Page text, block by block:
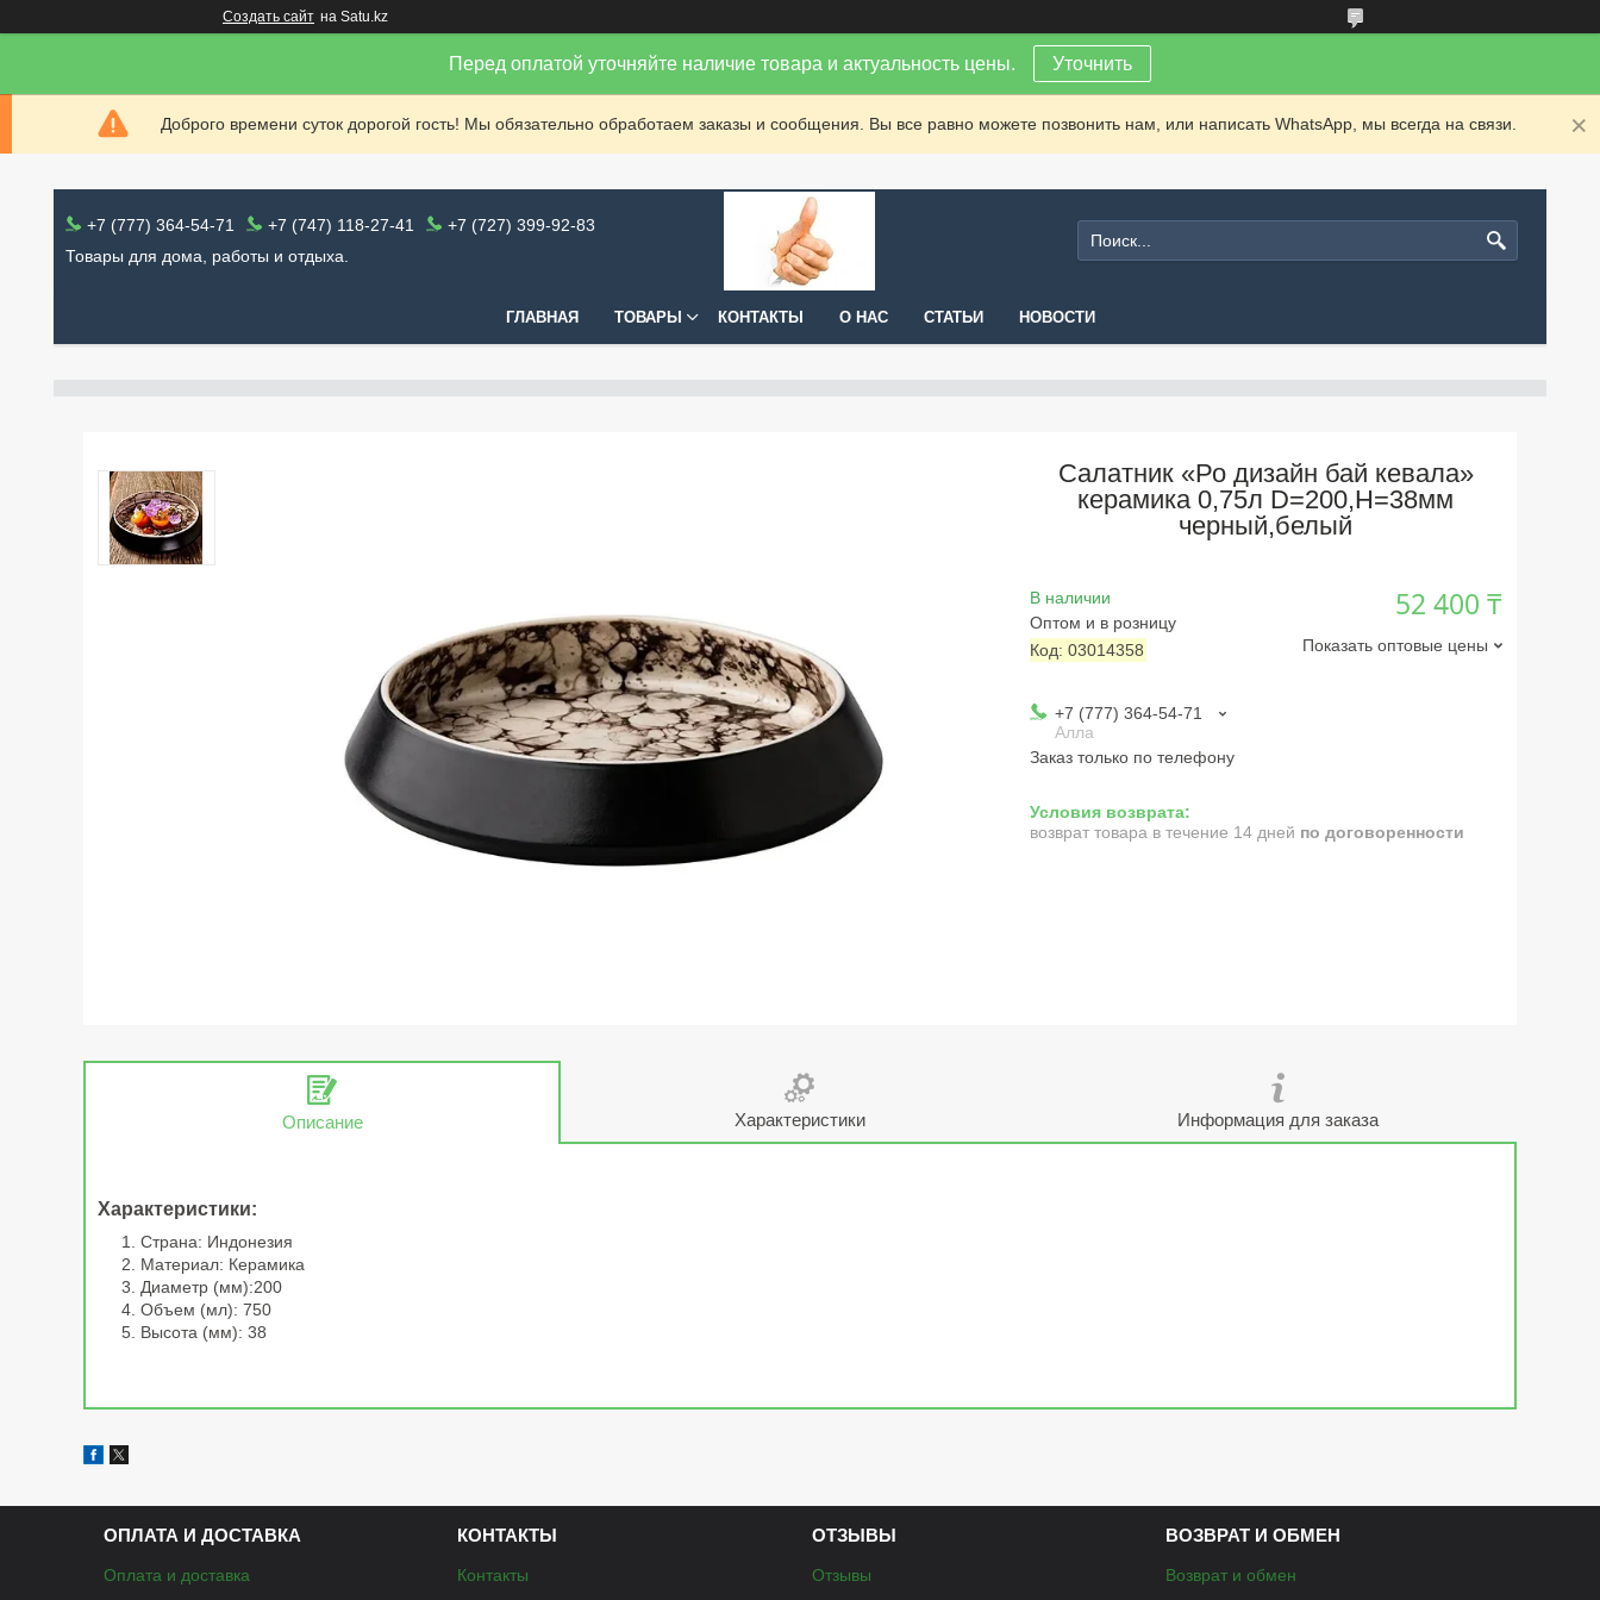
Создать сайт на Satu.kz
Перед оплатой уточняйте наличие товара и актуальность цены. Уточнить
Доброго времени суток дорогой гость! Мы обязательно обработаем заказы и сообщения. Вы все равно можете позвонить нам, или написать WhatsApp, мы всегда на связи.
+7 (777) 364-54-71 +7 (747) 118-27-41
+7 (727) 399-92-83
Товары для дома, работы и отдыха.
ГЛАВНАЯ ТОВАРЫ КОНТАКТЫ О НАС СТАТЬИ НОВОСТИ
Салатник «Ро дизайн бай кевала»
керамика 0,75л D=200,H=38мм
черный,белый
В наличии
Оптом и в розницу
Код: 03014358
52 400 ₸
Показать оптовые цены
+7 (777) 364-54-71
Алла
Заказ только по телефону
возврат товара в течение 14 дней по договоренности
Описание Характеристики Информация для заказа
Характеристики:
Страна: Индонезия
Материал: Керамика
Диаметр (мм):200
Объем (мл): 750
Высота (мм): 38
ОПЛАТА И ДОСТАВКА
Оплата и доставка
КОНТАКТЫ
Контакты
ОТЗЫВЫ
Отзывы
ВОЗВРАТ И ОБМЕН
Возврат и обмен